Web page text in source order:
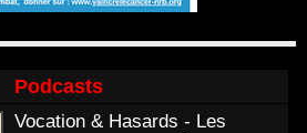
Podcasts
Vocation & Hasards - Les